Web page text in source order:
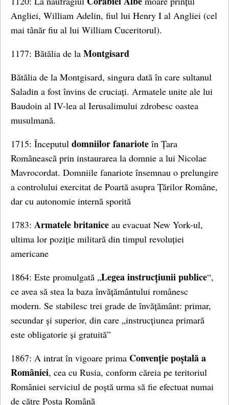
Angliei, William Adelin, fiul lui Henry I al Angliei (cel
mai tânăr fiu al lui William Cuceritorul).
1177: Bătălia de la Montgisard
Bătălia de la Montgisard, singura dată în care sultanul
Saladin a fost învins de cruciați. Armatele unite ale lui
Baudoin al IV-lea al Ierusalimului zdrobesc oastea
musulmană.
1715: Începutul domniilor fanariote în Țara
Românească prin instaurarea la domnie a lui Nicolae
Mavrocordat. Domniile fanariote însemnau o prelungire
a controlului exercitat de Poartă asupra Țărilor Române,
dar cu autonomie internă sporită
1783: Armatele britanice au evacuat New York-ul,
ultima lor poziție militară din timpul revoluției
americane
1864: Este promulgată „Legea instrucțiunii publice“,
ce avea să stea la baza învățământului românesc
modern. Se stabilesc trei grade de învățământ: primar,
secundar și superior, din care „instrucțiunea primară
este obligatorie și gratuită”
1867: A intrat în vigoare prima Convenție poștală a
României, cea cu Rusia, conform căreia pe teritoriul
României serviciul de poștă urma să fie efectuat numai
de către Poșta Română